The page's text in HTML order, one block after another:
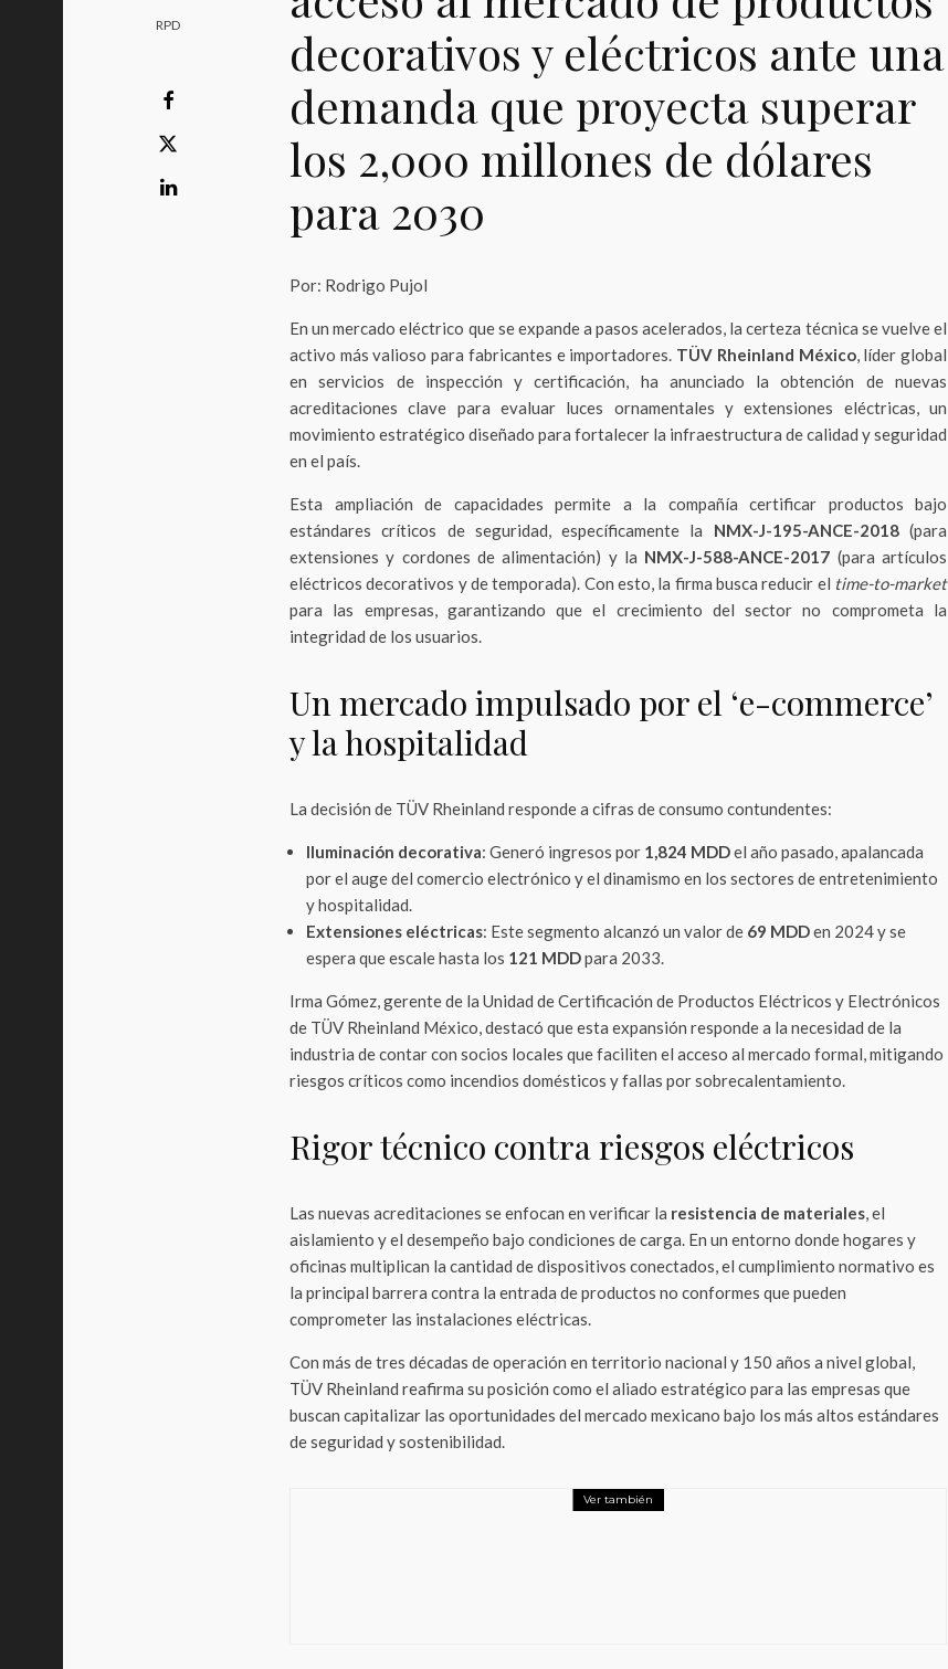
RPD
decorativos y eléctricos ante una
demanda que proyecta superar
los 2,000 millones de dólares
para 2030
Por: Rodrigo Pujol
En un mercado eléctrico que se expande a pasos acelerados, la certeza técnica se vuelve el
activo más valioso para fabricantes e importadores. TÜV Rheinland México, líder global
en servicios de inspección y certificación, ha anunciado la obtención de nuevas
acreditaciones clave para evaluar luces ornamentales y extensiones eléctricas, un
movimiento estratégico diseñado para fortalecer la infraestructura de calidad y seguridad
en el país.
Esta ampliación de capacidades permite a la compañía certificar productos bajo
estándares críticos de seguridad, específicamente la NMX-J-195-ANCE-2018(para
extensiones y cordones de alimentación) y la NMX-J-588-ANCE-2017 (para artículos
eléctricos decorativos y de temporada). Con esto, la firma busca reducir el time-to-market
para las empresas, garantizando que el crecimiento del sector no comprometa la
integridad de los usuarios.
Un mercado impulsado por el ‘e-commerce’
y la hospitalidad
La decisión de TÜV Rheinland responde a cifras de consumo contundentes:
Iluminación decorativa: Generó ingresos por 1,824 MDDel año pasado, apalancada
por el auge del comercio electrónico y el dinamismo en los sectores de entretenimiento
y hospitalidad.
Extensiones eléctricas: Este segmento alcanzó un valor de 69 MDDen 2024 y se
espera que escale hasta los 121 MDDpara 2033.
Irma Gómez, gerente de la Unidad de Certificación de Productos Eléctricos y Electrónicos
de TÜV Rheinland México, destacó que esta expansión responde a la necesidad de la
industria de contar con socios locales que faciliten el acceso al mercado formal, mitigando
riesgos críticos como incendios domésticos y fallas por sobrecalentamiento.
Rigor técnico contra riesgos eléctricos
Las nuevas acreditaciones se enfocan en verificar la resistencia de materiales, el
aislamiento y el desempeño bajo condiciones de carga. En un entorno donde hogares y
oficinas multiplican la cantidad de dispositivos conectados, el cumplimiento normativo es
la principal barrera contra la entrada de productos no conformes que pueden
comprometer las instalaciones eléctricas.
Con más de tres décadas de operación en territorio nacional y 150 años a nivel global,
TÜV Rheinland reafirma su posición como el aliado estratégico para las empresas que
buscan capitalizar las oportunidades del mercado mexicano bajo los más altos estándares
de seguridad y sostenibilidad.
Ver también